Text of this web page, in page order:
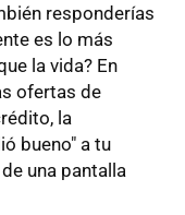
responderías
es lo más
la vida? En
ofertas de
la
bueno" a tu
una pantalla